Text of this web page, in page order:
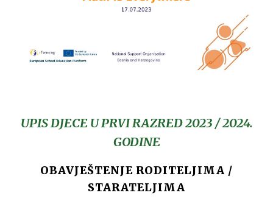
UPIS DJECE U PRVI RAZRED 2023 / 2024.
GODINE
OBAVJEŠTENJE RODITELJIMA /
STARATELJIMA